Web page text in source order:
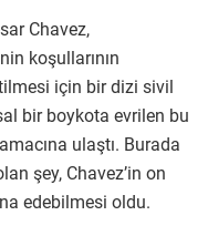
Chavez,
koşullarının
için bir dizi sivil
bir boykota evrilen bu
ulaştı. Burada
şey, Chavez’in on
edebilmesi oldu.